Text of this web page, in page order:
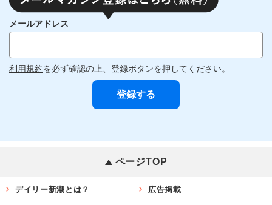
メールアドレス
利用規約を必ず確認の上、登録ボタンを押してください。
ページTOP
デイリー新潮とは？ 広告掲載